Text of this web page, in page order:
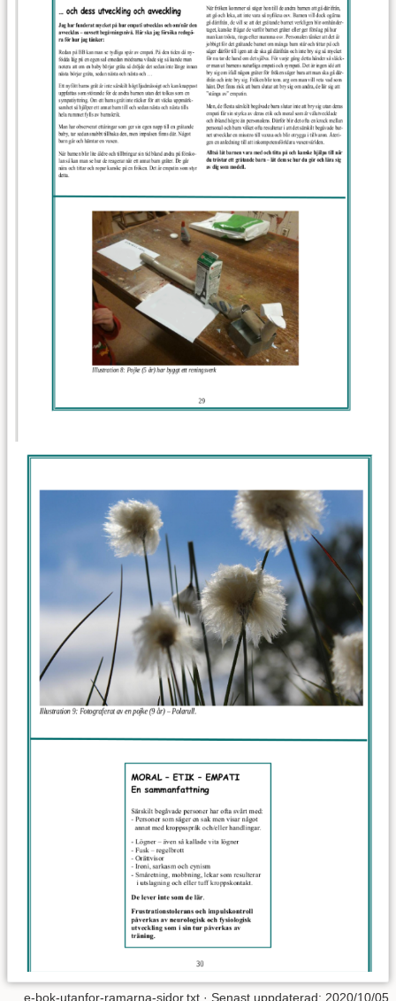
e-bok-utanfor-ramarna-sidor.txt · Senast uppdaterad: 2020/10/05